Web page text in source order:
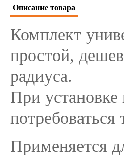
Описание товара
Комплект
простой,
радиуса.
При
Применяется